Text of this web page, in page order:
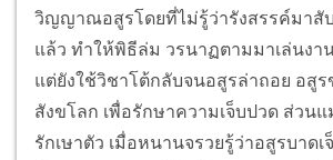
วิญญาณอสูรโดยที่ไม่รู้ว่ารังสรรค์มาสั
แล้ว ทำให้พิธีล่ม วรนาฏตามมาเล่นงา
แต่ยังใช้วิชาโต้กลับจนอสูรล่าถอย อสู
สังขโลก เพื่อรักษาความเจ็บปวด ส่วน
รักเษาตัว เมื่อหนานจรวยรู้ว่าอสูรบาด